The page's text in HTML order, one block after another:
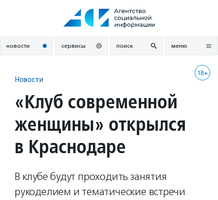
новости сервисы поиск меню
18+
Новости
«Клуб современной
женщины» открылся
в Краснодаре
В клубе будут проходить занятия
рукоделием и тематические встречи